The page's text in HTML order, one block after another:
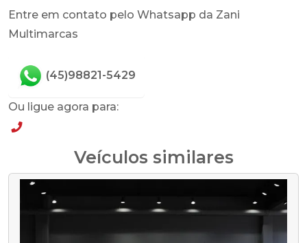
Entre em contato pelo Whatsapp da Zani
Multimarcas
(45)98821-5429
Ou ligue agora para:
Veículos similares